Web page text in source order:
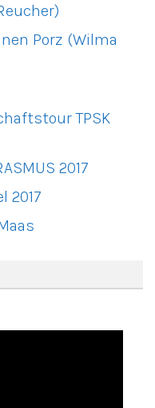
Porz (Wilma
TPSK
2017
2017